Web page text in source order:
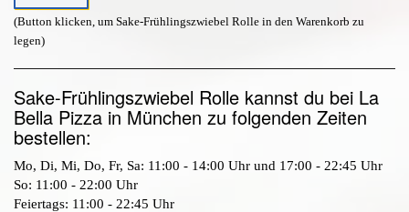
(Button klicken, um Sake-Frühlingszwiebel Rolle in den Warenkorb zu
legen)
Sake-Frühlingszwiebel Rolle kannst du bei La
Bella Pizza in München zu folgenden Zeiten
bestellen:
Mo, Di, Mi, Do, Fr, Sa: 11:00 - 14:00 Uhr und 17:00 - 22:45 Uhr
So: 11:00 - 22:00 Uhr
Feiertags: 11:00 - 22:45 Uhr